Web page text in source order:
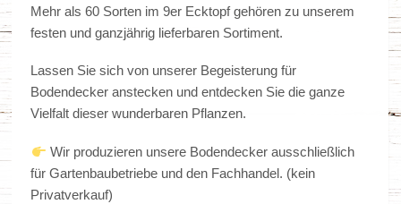
Mehr als 60 Sorten im 9er Ecktopf gehören zu unserem
festen und ganzjährig lieferbaren Sortiment.
Lassen Sie sich von unserer Begeisterung für
Bodendecker anstecken und entdecken Sie die ganze
Vielfalt dieser wunderbaren Pflanzen.
Wir produzieren unsere Bodendecker ausschließlich
für Gartenbaubetriebe und den Fachhandel. (kein
Privatverkauf)